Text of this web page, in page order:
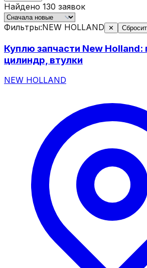
Найдено 130 заявок
Фильтры:NEW HOLLAND ✕
Куплю запчасти New Holland:
цилиндр, втулки
NEW HOLLAND